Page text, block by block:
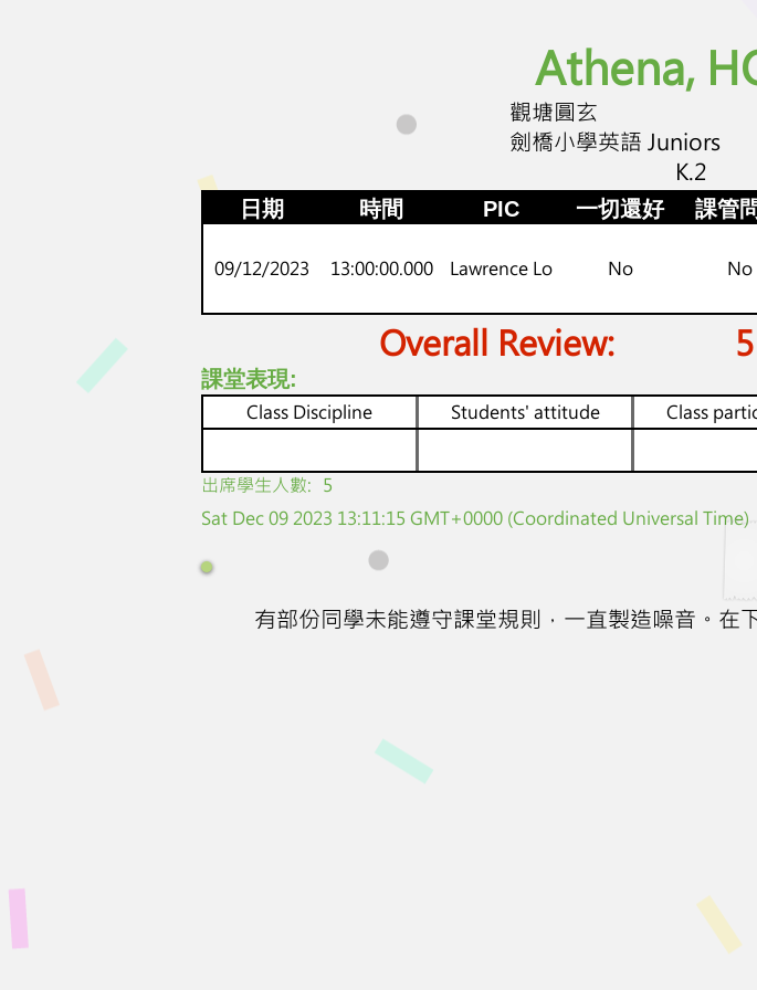
Athena,
觀塘圓玄
劍橋小學英語 Juniors
K.2
日期 時間 PIC 一切還好 課管
09/12/2023 13:00:00.000 Lawrence Lo No No
5
Overall Review:
課堂表現:
Class Discipline Students' attitude Class
​出席學生人數: 5
Sat Dec 09 2023 13:11:15 GMT+0000 (Coordinated Universal Time)
有部份同學未能遵守課堂規則，一直製造噪音。在